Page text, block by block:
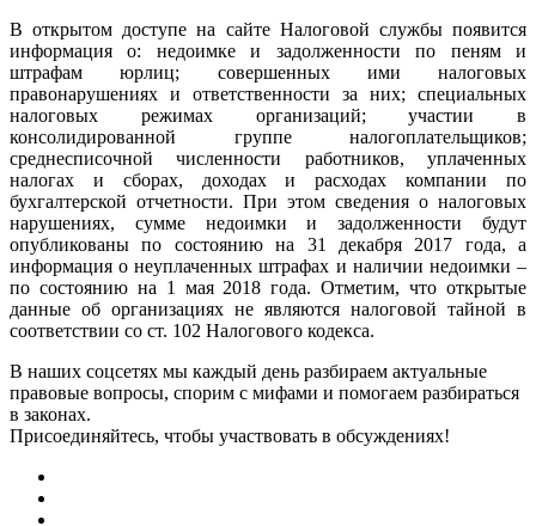
Воткрытом доступе на сайте Налоговой службы появится
информация о: недоимке и задолженности по пеням и
штрафам юрлиц; совершенных ими налоговых
правонарушениях и ответственности за них; специальных
налоговых режимах организаций; участии в
консолидированной группе налогоплательщиков;
среднесписочной численности работников, уплаченных
налогах и сборах, доходах и расходах компании по
бухгалтерской отчетности. При этом сведения о налоговых
нарушениях, сумме недоимки и задолженности будут
опубликованы по состоянию на 31 декабря 2017 года, а
информация о неуплаченных штрафах и наличии недоимки –
по состоянию на 1 мая 2018 года. Отметим, что открытые
данные об организациях не являются налоговой тайной в
соответствии со ст. 102 Налогового кодекса.
В наших соцсетях мы каждый день разбираем актуальные
правовые вопросы, спорим с мифами и помогаем разбираться
в законах.
Присоединяйтесь, чтобы участвовать в обсуждениях!